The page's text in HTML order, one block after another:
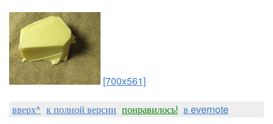
[700x561]
вверх^ к полной версии понравилось! в evernote